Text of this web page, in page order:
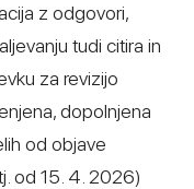
z odgovori,
tudi citira in
za revizijo
dopolnjena
od objave
od 15. 4. 2026)